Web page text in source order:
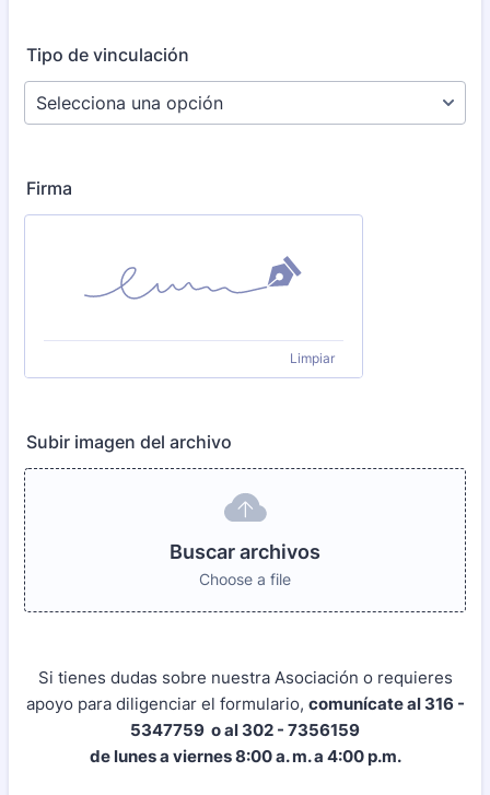
Tipo de vinculación
Firma
Limpiar
Subir imagen del archivo
Buscar archivos
Choose a file
Si tienes dudas sobre nuestra Asociación o requieres
apoyo para diligenciar el formulario, comunícate al 316 -
5347759 o al 302 - 7356159
de lunes a viernes 8:00 a. m. a 4:00 p.m.